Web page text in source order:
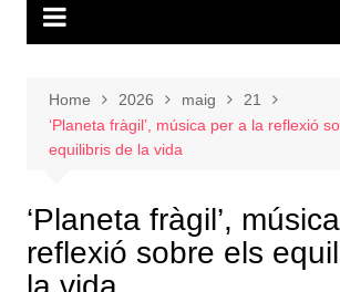
Home 2026 maig
21
‘Planeta fràgil’, música per a la reflexió
equilibris de la vida
‘Planeta fràgil’,
reflexió sobre els